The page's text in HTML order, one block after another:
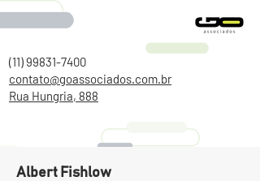
(11) 99831-7400
contato@goassociados.com.br
Rua Hungria, 888
Albert Fishlow